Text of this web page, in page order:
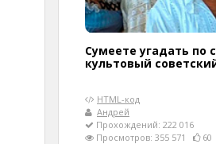
Сумеете угадать по
культовый
HTML-код
Андрей
Прохождений: 222 016
Просмотров: 355 571
60